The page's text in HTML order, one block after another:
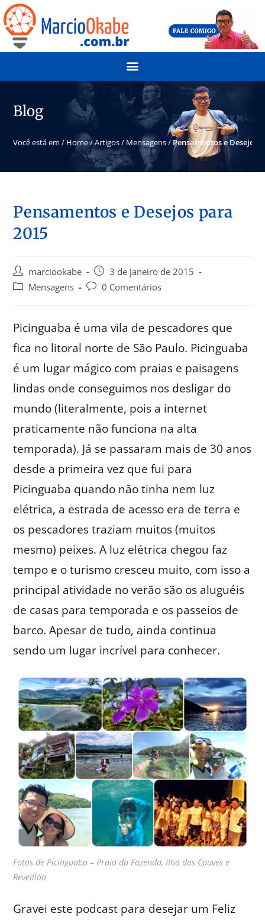
Blog
Você está em / Home/Artigos/ Mensagens/ Pensamentos e Desejos
Pensamentos e Desejos para
2015
marciookabe
3 de janeiro de 2015
Mensagens
0 Comentários
Picinguaba é uma vila de pescadores que
fica no litoral norte de São Paulo. Picinguaba
é um lugar mágico com praias e paisagens
lindas onde conseguimos nos desligar do
mundo (literalmente, pois a internet
praticamente não funciona na alta
temporada). Já se passaram mais de 30 anos
desde a primeira vez que fui para
Picinguaba quando não tinha nem luz
elétrica, a estrada de acesso era de terra e
os pescadores traziam muitos (muitos
mesmo) peixes. A luz elétrica chegou faz
tempo e o turismo cresceu muito, com isso a
principal atividade no verão são os aluguéis
de casas para temporada e os passeios de
barco. Apesar de tudo, ainda continua
sendo um lugar incrível para conhecer.
Fotos de Picinguaba – Praia da Fazenda, Ilha das Couves e
Reveillón
Gravei este podcast para desejar um Feliz